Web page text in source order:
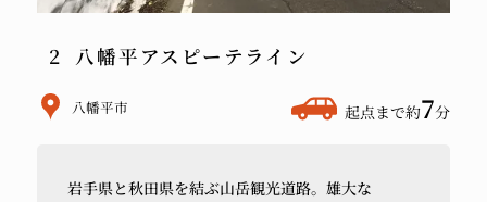
八幡平アスピーテライン
八幡平市
か
起点まで約7分
岩手県と秋田県を結ぶ山岳観光道路。雄大な